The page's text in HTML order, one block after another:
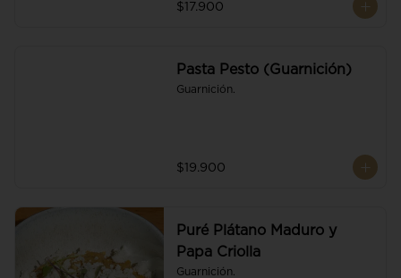
$17.900
Pasta Pesto (Guarnición)
Guarnición.
$19.900
Puré Plátano Maduro y
Papa Criolla
Guarnición.